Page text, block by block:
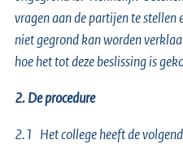
vragen aan de partijen te
niet gegrond kan worden
hoe het tot deze beslissing is
2. De procedure
2.1 Het college heeft de